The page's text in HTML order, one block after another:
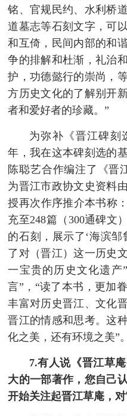
铭、官规民约、水利桥
道墓志等石刻文字，可
和互倚，民间内部的和
争的排解和杜渐，礼治
护，功德懿行的崇尚，
方历史文化的了解别开
者和爱好者的珍藏。”
为弥补《晋江碑刻
年，我在这本碑刻选的
陈聪艺合作编注了《晋
为晋江市政协文史资料
授再次作序推介本书称
充至248篇（300通碑文
的石刻，展示了‘海滨
了对（晋江）这一历史
一宝贵的历史文化遗产
言”，“读了本书，更加
丰富对历史晋江、文化
晋江的情感和思考。这
化之美，还有环境之美”。
7.有人说《晋江草
大的一部著作，您自己
开始关注起晋江草庵，